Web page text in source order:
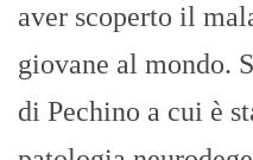
aver scoperto il
giovane al mondo.
di Pechino a cui è